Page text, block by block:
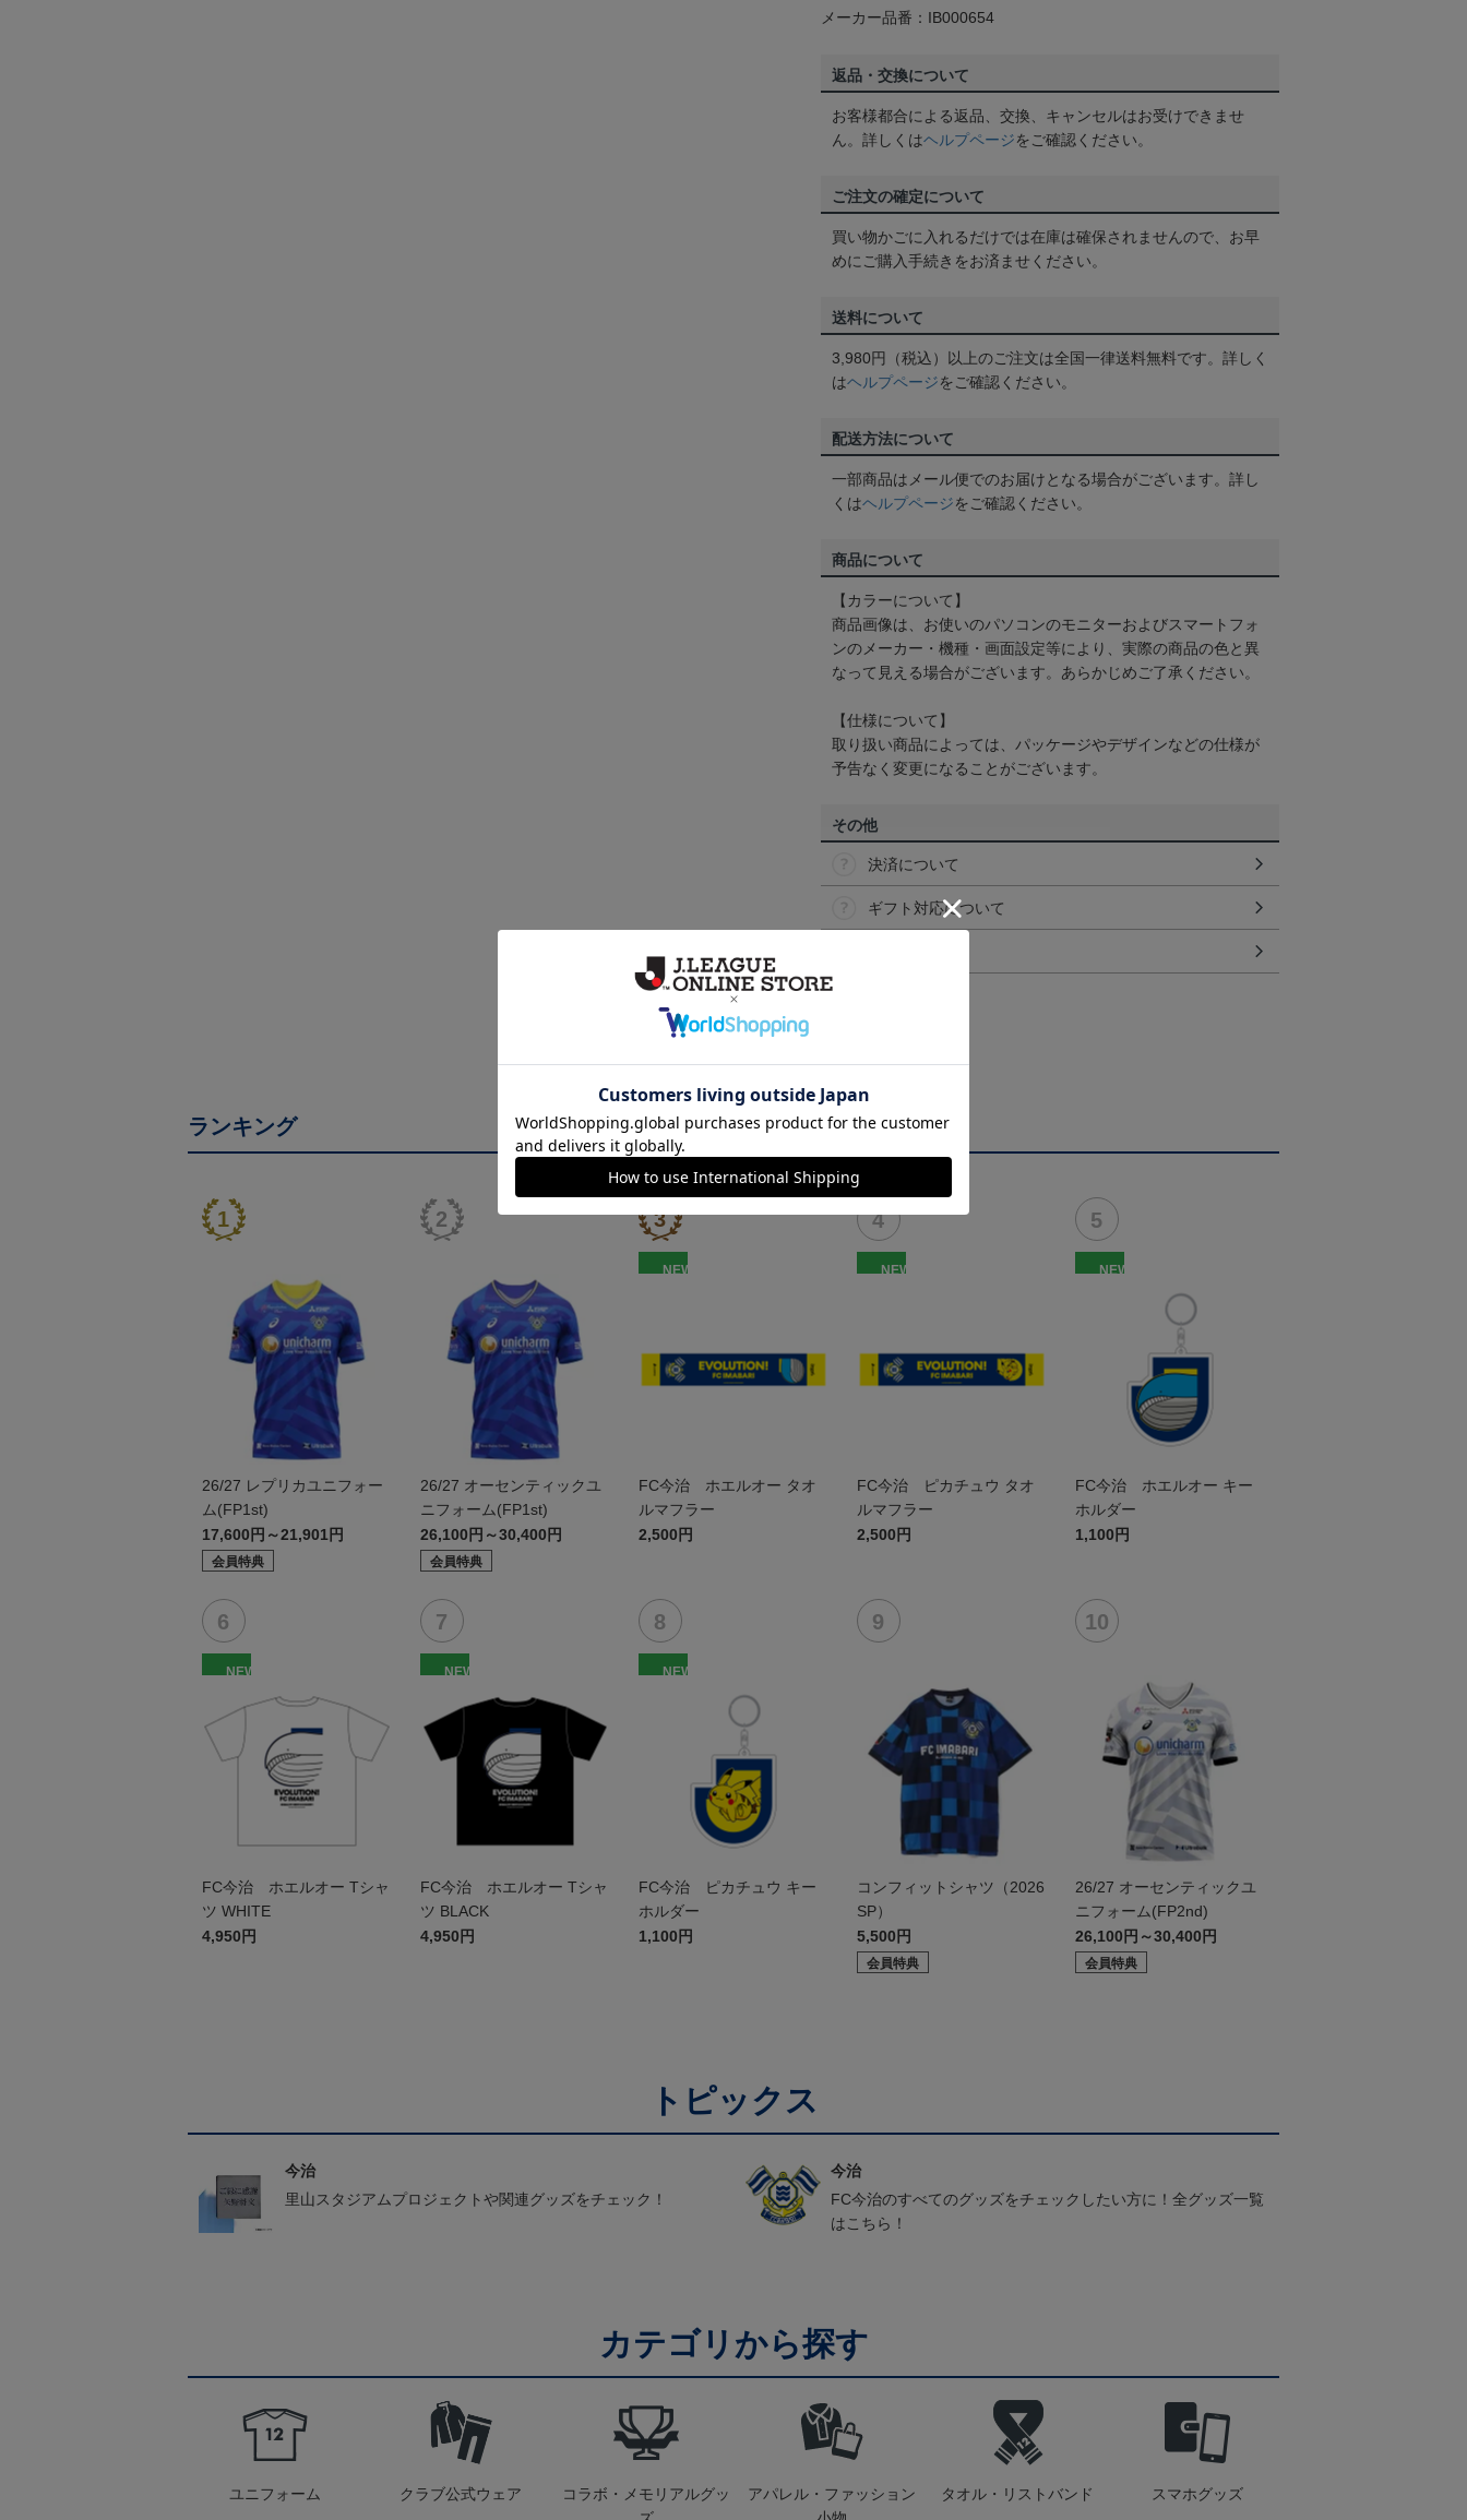
メーカー品番：IB000654
返品・交換について
お客様都合による返品、交換、キャンセルはお受けできませ
ん。詳しくはヘルプページをご確認ください。
ご注文の確定について
買い物かごに入れるだけでは在庫は確保されませんので、お早
めにご購入手続きをお済ませください。
送料について
3,980円（税込）以上のご注文は全国一律送料無料です。詳しく
はヘルプページをご確認ください。
配送方法について
一部商品はメール便でのお届けとなる場合がございます。詳し
くはヘルプページをご確認ください。
商品について
【カラーについて】
商品画像は、お使いのパソコンのモニターおよびスマートフォ
ンのメーカー・機種・画面設定等により、実際の商品の色と異
なって見える場合がございます。あらかじめご了承ください。
【仕様について】
取り扱い商品によっては、パッケージやデザインなどの仕様が
予告なく変更になることがございます。
その他
決済について
ギフト対応について
ランキング
26/27 レプリカユニフォー
ム(FP1st)
17,600円～21,901円
会員特典
26/27 オーセンティックユ
ニフォーム(FP1st)
26,100円～30,400円
会員特典
NEW
FC今治 ホエルオー タオ
ルマフラー
2,500円
NEW
FC今治 ピカチュウ タオ
ルマフラー
2,500円
NEW
FC今治 ホエルオー キー
ホルダー
1,100円
NEW
FC今治 ホエルオー Tシャ
ツ WHITE
4,950円
NEW
FC今治 ホエルオー Tシャ
ツ BLACK
4,950円
NEW
FC今治 ピカチュウ キー
ホルダー
1,100円
コンフィットシャツ（2026
SP）
5,500円
会員特典
26/27 オーセンティックユ
ニフォーム(FP2nd)
26,100円～30,400円
会員特典
トピックス
今治
里山スタジアムプロジェクトや関連グッズをチェック！
今治
FC今治のすべてのグッズをチェックしたい方に！全グッズ一覧
はこちら！
カテゴリから探す
ユニフォーム クラブ公式ウェア
コラボ・メモリアルグッ
アパレル・ファッション
タオル・リストバンド スマホグッズ